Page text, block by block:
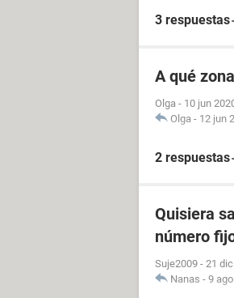
3 respuestas
A qué
Olga - 10 jun
Olga - 12 jun
2 respuestas
Quisiera
número
Suje2009 - 21
Nanas - 9